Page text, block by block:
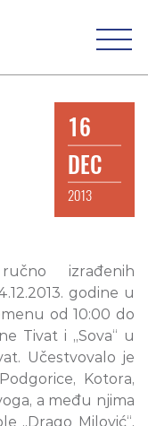
16
DEC
2013
izrađenih
godine u
od 10:00 do
Tivat i „Sova“ u
Učestvovalo je
Kotora,
a među njima
„Drago Milović“,